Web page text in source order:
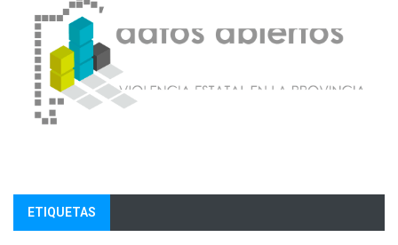
ETIQUETAS